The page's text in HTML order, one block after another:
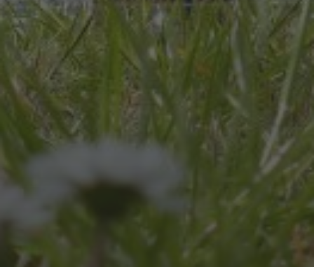
JULI 8, 2026
UNSER SCHUL-/SPORTFEST
2026